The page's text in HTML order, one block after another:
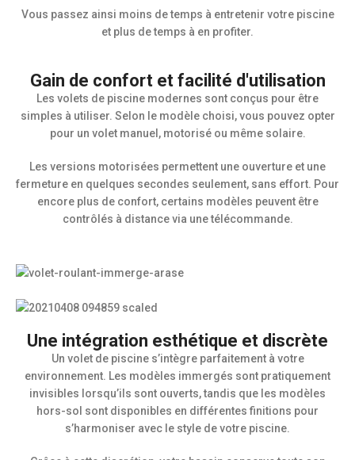
Vous passez ainsi moins de temps à entretenir votre piscine
et plus de temps à en profiter.
Gain de confort et facilité d'utilisation
Les volets de piscine modernes sont conçus pour être
simples à utiliser. Selon le modèle choisi, vous pouvez opter
pour un volet manuel, motorisé ou même solaire.
Les versions motorisées permettent une ouverture et une
fermeture en quelques secondes seulement, sans effort. Pour
encore plus de confort, certains modèles peuvent être
contrôlés à distance via une télécommande.
Une intégration esthétique et discrète
Un volet de piscine s’intègre parfaitement à votre
environnement. Les modèles immergés sont pratiquement
invisibles lorsqu’ils sont ouverts, tandis que les modèles
hors-sol sont disponibles en différentes finitions pour
s’harmoniser avec le style de votre piscine.